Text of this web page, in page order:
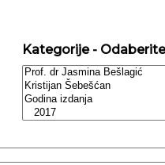
Kategorije -